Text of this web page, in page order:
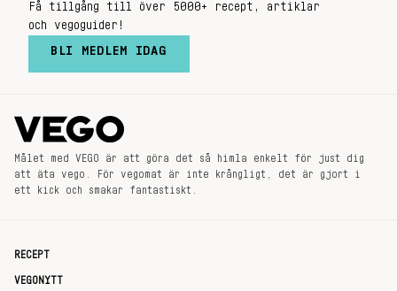
Få tillgång till över 5000+ recept, artiklar
och vegoguider!
BLI MEDLEM IDAG
Målet med VEGO är att göra det så himla enkelt för just dig
att äta vego. För vegomat är inte krångligt, det är gjort i
ett kick och smakar fantastiskt.
RECEPT
VEGONYTT